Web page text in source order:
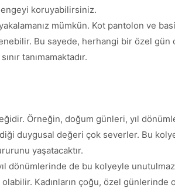
koruyabilirsiniz.
mümkün. Kot pantolon ve
Bu sayede, herhangi bir özel
tanımamaktadır.
Örneğin, doğum günleri, yıl
duygusal değeri çok severler. Bu
yaşatacaktır.
dönümlerinde de bu kolyeyle
Kadınların çoğu, özel günlerinde